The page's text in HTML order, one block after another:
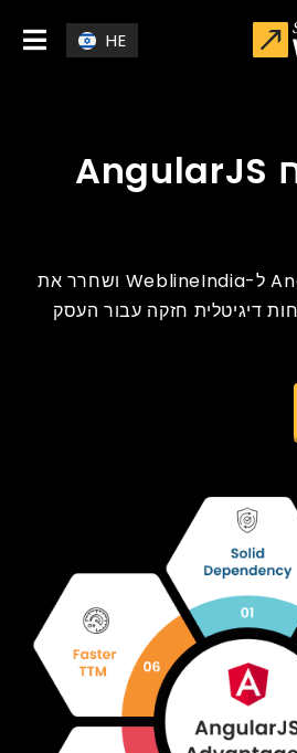
HE
חברת פיתוח AngularJS
מיקור חוץ פיתוח Angular ל-WeblineIndia ושחרר את
דיגיטלית חזקה עבור העסק